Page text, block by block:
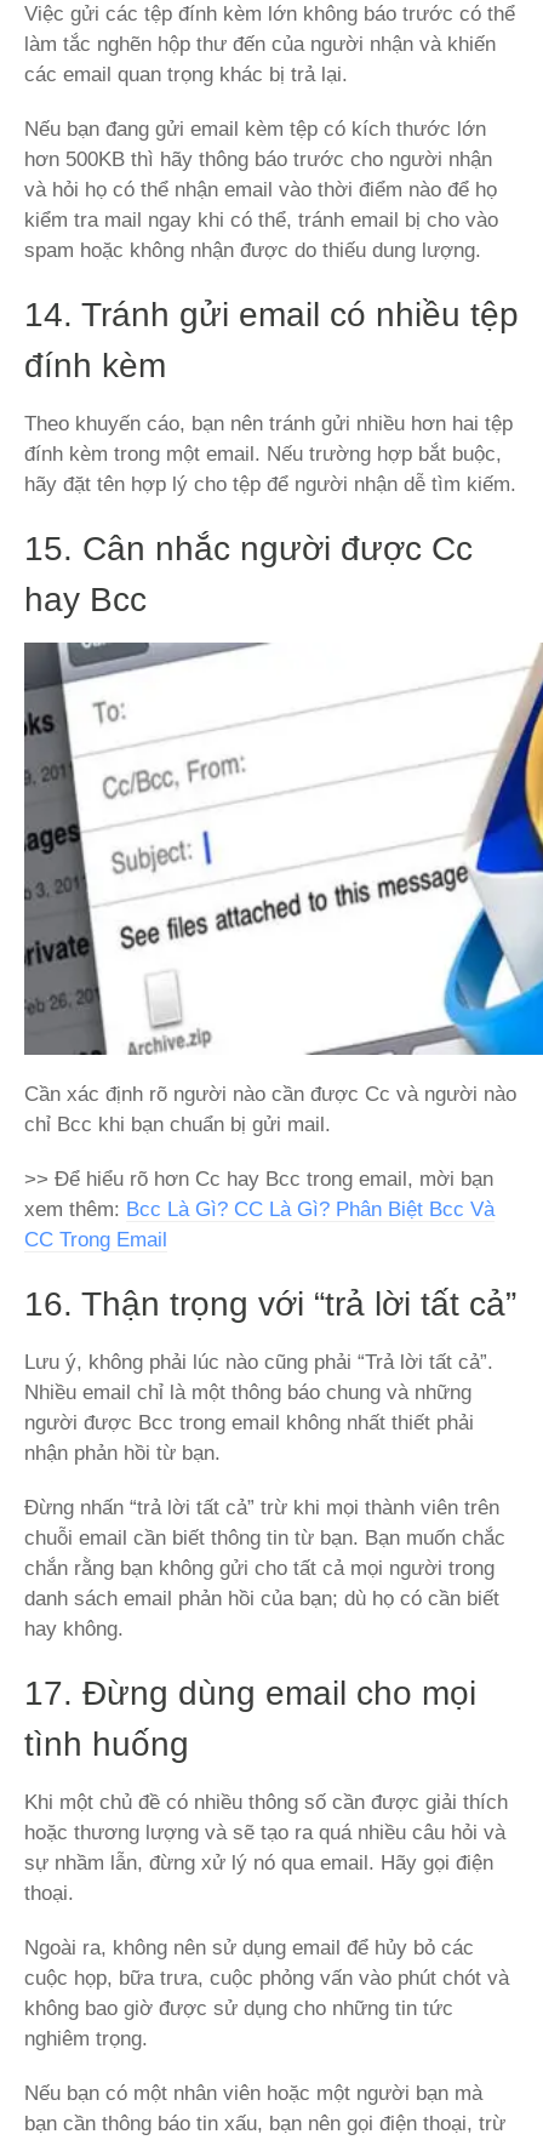
Việc gửi các tệp đính kèm lớn không báo trước có thể
làm tắc nghẽn hộp thư đến của người nhận và khiến
các email quan trọng khác bị trả lại.
Nếu bạn đang gửi email kèm tệp có kích thước lớn
hơn 500KB thì hãy thông báo trước cho người nhận
và hỏi họ có thể nhận email vào thời điểm nào để họ
kiểm tra mail ngay khi có thể, tránh email bị cho vào
spam hoặc không nhận được do thiếu dung lượng.
14. Tránh gửi email có nhiều tệp
đính kèm
Theo khuyến cáo, bạn nên tránh gửi nhiều hơn hai tệp
đính kèm trong một email. Nếu trường hợp bắt buộc,
hãy đặt tên hợp lý cho tệp để người nhận dễ tìm kiếm.
15. Cân nhắc người được Cc
hay Bcc
Cần xác định rõ người nào cần được Cc và người nào
chỉ Bcc khi bạn chuẩn bị gửi mail.
>> Để hiểu rõ hơn Cc hay Bcc trong email, mời bạn
xem thêm: Bcc Là Gì? CC Là Gì? Phân Biệt Bcc Và
CC Trong Email
16. Thận trọng với “trả lời tất cả”
Lưu ý, không phải lúc nào cũng phải “Trả lời tất cả”.
Nhiều email chỉ là một thông báo chung và những
người được Bcc trong email không nhất thiết phải
nhận phản hồi từ bạn.
Đừng nhấn “trả lời tất cả” trừ khi mọi thành viên trên
chuỗi email cần biết thông tin từ bạn. Bạn muốn chắc
chắn rằng bạn không gửi cho tất cả mọi người trong
danh sách email phản hồi của bạn; dù họ có cần biết
hay không.
17. Đừng dùng email cho mọi
tình huống
Khi một chủ đề có nhiều thông số cần được giải thích
hoặc thương lượng và sẽ tạo ra quá nhiều câu hỏi và
sự nhầm lẫn, đừng xử lý nó qua email. Hãy gọi điện
thoại.
Ngoài ra, không nên sử dụng email để hủy bỏ các
cuộc họp, bữa trưa, cuộc phỏng vấn vào phút chót và
không bao giờ được sử dụng cho những tin tức
nghiêm trọng.
Nếu bạn có một nhân viên hoặc một người bạn mà
bạn cần thông báo tin xấu, bạn nên gọi điện thoại, trừ